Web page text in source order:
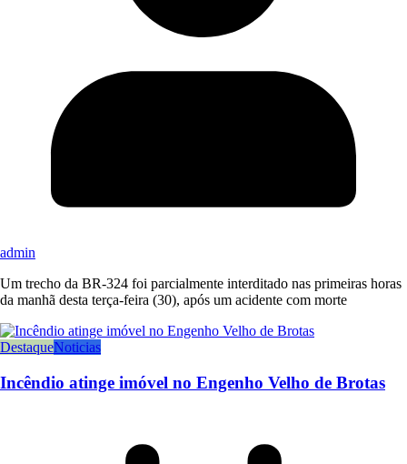
admin
Um trecho da BR-324 foi parcialmente interditado nas primeiras horas
da manhã desta terça-feira (30), após um acidente com morte
DestaqueNoticias
Incêndio atinge imóvel no Engenho Velho de Brotas